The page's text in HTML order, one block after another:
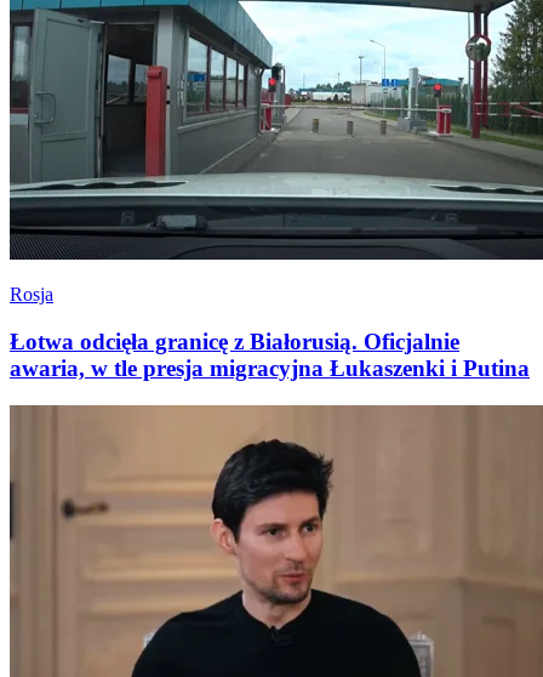
Rosja
Łotwa odcięła granicę z Białorusią. Oficjalnie
awaria, w tle presja migracyjna Łukaszenki i Putina